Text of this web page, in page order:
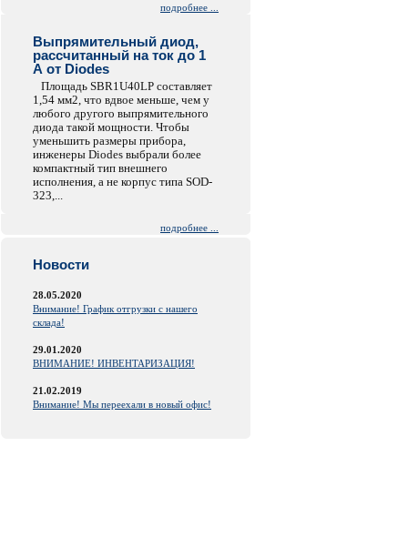
подробнее ...
Выпрямительный диод,
рассчитанный на ток до 1
А от Diodes
Площадь SBR1U40LP составляет
1,54 мм2, что вдвое меньше, чем у
любого другого выпрямительного
диода такой мощности. Чтобы
уменьшить размеры прибора,
инженеры Diodes выбрали более
компактный тип внешнего
исполнения, а не корпус типа SOD-
323,...
подробнее ...
Новости
28.05.2020
Внимание! График отгрузки с нашего
склада!
29.01.2020
ВНИМАНИЕ! ИНВЕНТАРИЗАЦИЯ!
21.02.2019
Внимание! Мы переехали в новый офис!